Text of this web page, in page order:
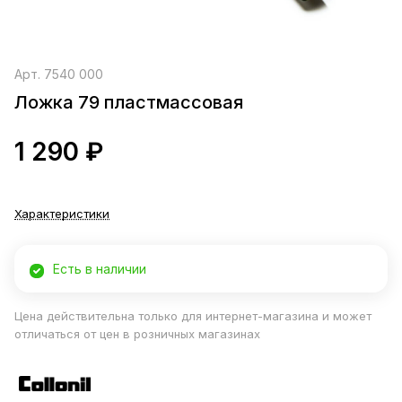
Арт. 7540 000
Ложка 79 пластмассовая
1 290 ₽
Характеристики
Есть в наличии
Цена действительна только для интернет-магазина и может
отличаться от цен в розничных магазинах